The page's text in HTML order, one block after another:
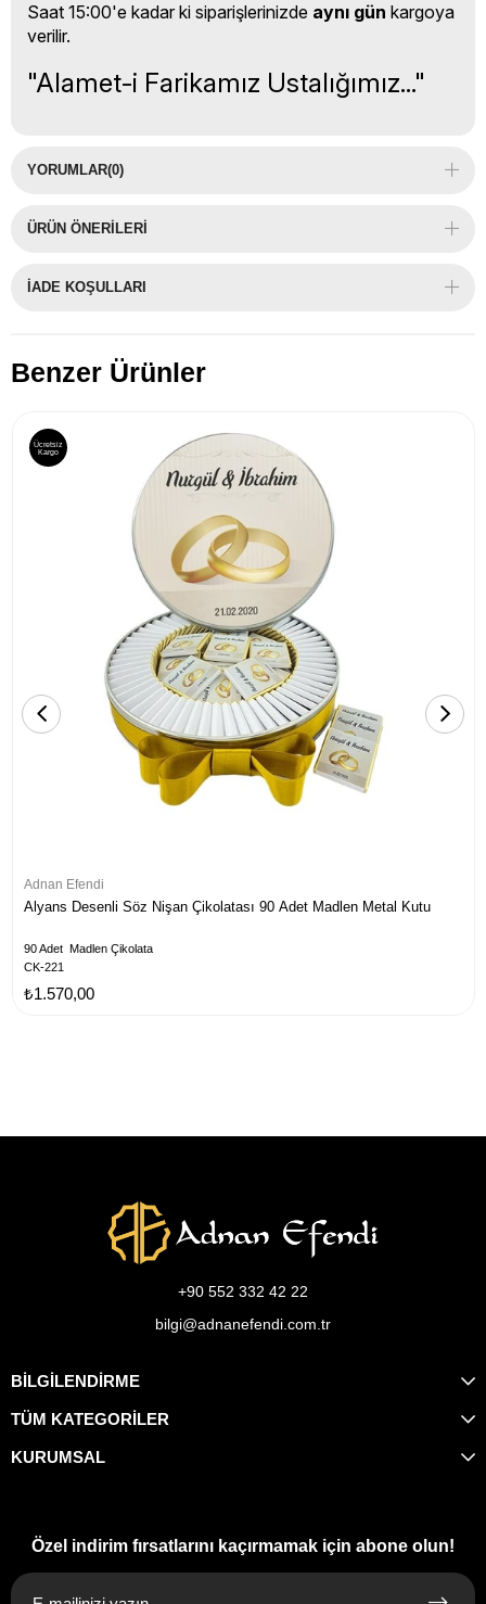
Saat 15:00'e kadar ki siparişlerinizde aynı gün kargoya
verilir.
"Alamet-i Farikamız Ustalığımız..."
YORUMLAR(0)
ÜRÜN ÖNERILERI
İADE KOŞULLARI
Benzer Ürünler
Adnan Efendi
Alyans Desenli Söz Nişan Çikolatası 90 Adet Madlen Metal Kutu
90 Adet Madlen Çikolata
CK-221
₺1.570,00
Ücretsiz
Kargo
+90 552 332 42 22
bilgi@adnanefendi.com.tr
BİLGİLENDİRME
TÜM KATEGORİLER
KURUMSAL
Özel indirim fırsatlarını kaçırmamak için abone olun!